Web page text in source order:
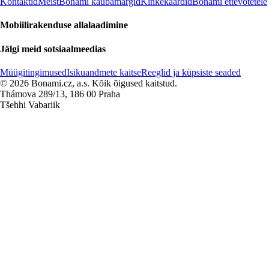
Mobiilirakenduse allalaadimine
Jälgi meid sotsiaalmeedias
MüügitingimusedIsikuandmete kaitseReeglid ja küpsiste seaded
© 2026 Bonami.cz, a.s. Kõik õigused kaitstud.
Thámova 289/13, 186 00 Praha
Tšehhi Vabariik